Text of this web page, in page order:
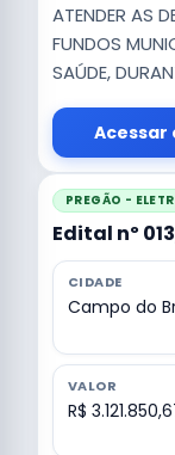
ATENDER AS
FUNDOS
SAÚDE,
Acessar
PREGÃO -
Edital nº
CIDADE
Campo do
VALOR
R$